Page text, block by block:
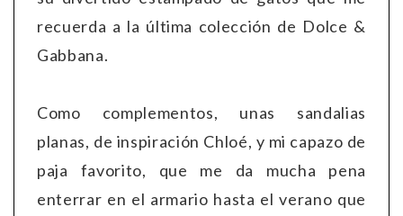
recuerda a la última colección de Dolce &
Gabbana.
Como complementos, unas sandalias
planas, de inspiración Chloé, y mi capazo de
paja favorito, que me da mucha pena
enterrar en el armario hasta el verano que